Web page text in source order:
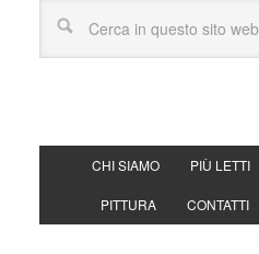
CHI SIAMO PIÙ LETTI
PITTURA CONTATTI